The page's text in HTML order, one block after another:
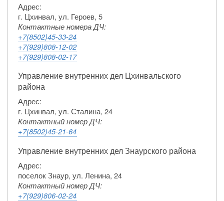
Адрес:
г. Цхинвал, ул. Героев, 5
Контактные номера ДЧ:
+7(8502)45-33-24
+7(929)808-12-02
+7(929)808-02-17
Управление внутренних дел Цхинвальского
района
Адрес:
г. Цхинвал, ул. Сталина, 24
Контактный номер ДЧ:
+7(8502)45-21-64
Управление внутренних дел Знаурского района
Адрес:
поселок Знаур, ул. Ленина, 24
Контактный номер ДЧ:
+7(929)806-02-24